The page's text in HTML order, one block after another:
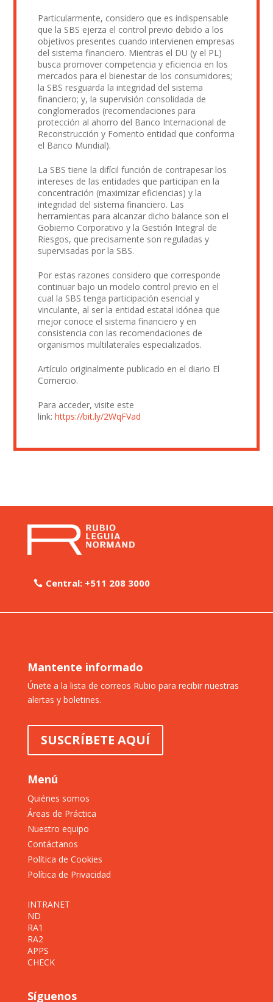
Particularmente, considero que es indispensable
que la SBS ejerza el control previo debido a los
objetivos presentes cuando intervienen empresas
del sistema financiero. Mientras el DU (y el PL)
busca promover competencia y eficiencia en los
mercados para el bienestar de los consumidores;
la SBS resguarda la integridad del sistema
financiero; y, la supervisión consolidada de
conglomerados (recomendaciones para
protección al ahorro del Banco Internacional de
Reconstrucción y Fomento entidad que conforma
el Banco Mundial).
La SBS tiene la difícil función de contrapesar los
intereses de las entidades que participan en la
concentración (maximizar eficiencias) y la
integridad del sistema financiero. Las
herramientas para alcanzar dicho balance son el
Gobierno Corporativo y la Gestión Integral de
Riesgos, que precisamente son reguladas y
supervisadas por la SBS.
Por estas razones considero que corresponde
continuar bajo un modelo control previo en el
cual la SBS tenga participación esencial y
vinculante, al ser la entidad estatal idónea que
mejor conoce el sistema financiero y en
consistencia con las recomendaciones de
organismos multilaterales especializados.
Artículo originalmente publicado en el diario El
Comercio.
Para acceder, visite este
link:https://bit.ly/2WqFVad
Central: +511 208 3000
Mantente informado
Únete a la lista de correos Rubio para recibir nuestras
alertas y boletines.
SUSCRÍBETE AQUÍ
Menú
Quiénes somos
Áreas de Práctica
Nuestro equipo
Contáctanos
Política de Cookies
Política de Privacidad
INTRANET
ND
RA1
RA2
APPS
CHECK
Síguenos